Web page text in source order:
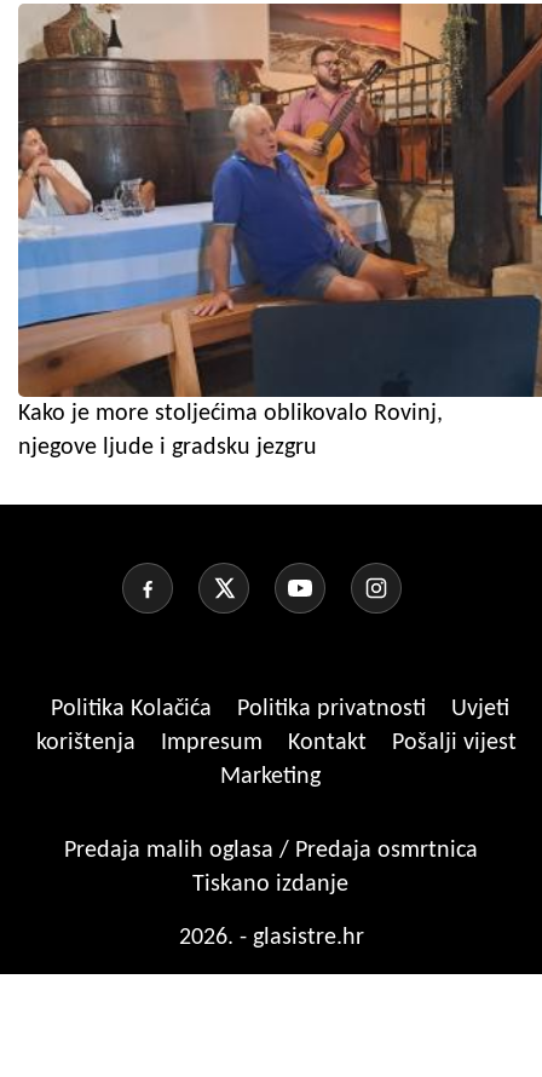
Kako je more stoljećima oblikovalo Rovinj,
njegove ljude i gradsku jezgru
Politika Kolačića Politika privatnosti
Uvjeti
korištenja
Impresum Kontakt
Pošalji vijest
Marketing
Predaja malih oglasa / Predaja osmrtnica
Tiskano izdanje
2026. - glasistre.hr